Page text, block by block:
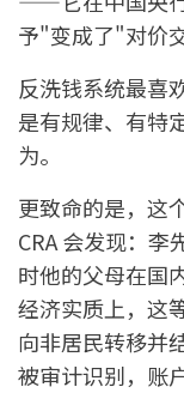
予"变成了"对价
反洗钱系统最喜
是有规律、有特
为。
更致命的是，这
CRA 会发现：李
时他的父母在国
经济实质上，这
向非居民转移并
被审计识别，账